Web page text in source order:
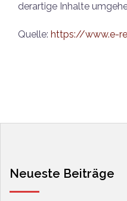
derartige Inhalte
Quelle: https://www.e-
Neueste Beiträge